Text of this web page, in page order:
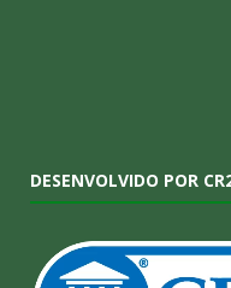
DESENVOLVIDO POR